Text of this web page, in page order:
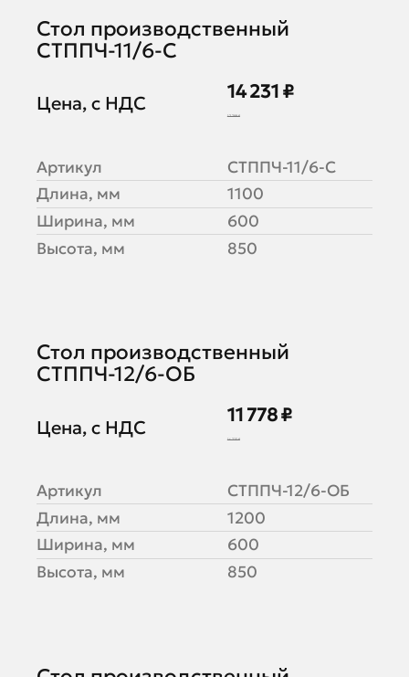
Стол производственный
СТППЧ-11/6-С
Цена, с НДС
14 231 ₽
17 789 ₽
Артикул
СТППЧ-11/6-С
Длина, мм
1100
Ширина, мм
600
Высота, мм
850
Стол производственный
СТППЧ-12/6-ОБ
Цена, с НДС
11 778 ₽
14 723 ₽
Артикул
СТППЧ-12/6-ОБ
Длина, мм
1200
Ширина, мм
600
Высота, мм
850